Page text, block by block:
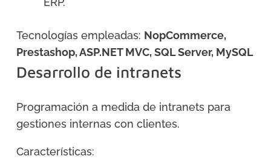
Tecnologías empleadas: NopCommerce,
Prestashop, ASP.NET MVC, SQL Server, MySQL
Desarrollo de intranets
Programación a medida de intranets para
gestiones internas con clientes.
Características: